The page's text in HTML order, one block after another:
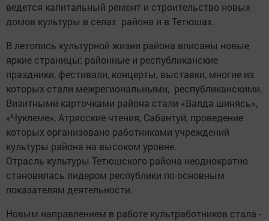
ведется капитальный ремонт и строительство новых
домов культуры в селах района и в Тетюшах.
В летопись культурной жизни района вписаны новые
яркие страницы: районные и респуб­ликанские
праздники, фестивали, концерты, выставки, многие из
которых стали межрегиональными, ­республиканскими.
Визитными карточками рай­она стали «Валда шинясь»,
«Чук­леме», Атрясские чтения, Сабантуй, проведение
которых организовано работниками учреждений
культуры района на высоком уровне.
Отрасль культуры Тетюшского района неоднократно
становилась лидером респуб­лики по основным
показателям ­деятельности.
Новым направлением в работе культработников ­стала ­